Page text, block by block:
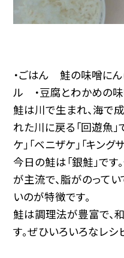
・ごはん 鮭の味噌に
ル ・豆腐とわかめの
鮭は川で生まれ、海で
れた川に戻る「回遊魚
ケ」「ベニザケ」「キン
今日の鮭は「銀鮭」で
が主流で、脂がのって
いのが特徴です。
鮭は調理法が豊富で、
す。ぜひいろいろなレシ